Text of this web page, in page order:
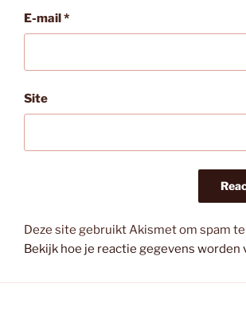
E-mail*
Site
Deze site gebruikt Akismet om spam
Bekijk hoe je reactie gegevens worden